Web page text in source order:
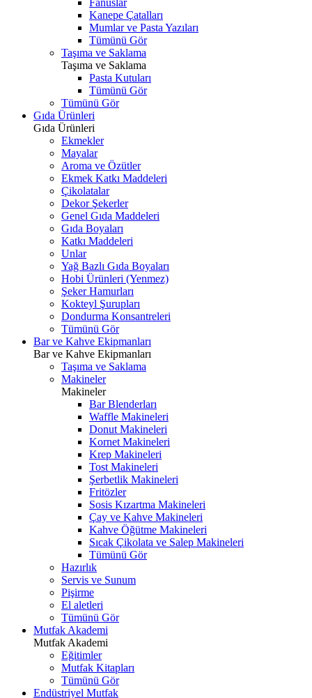
Fanuslar
Kanepe Çatalları
Mumlar ve Pasta Yazıları
Tümünü Gör
Taşıma ve Saklama
Taşıma ve Saklama
Pasta Kutuları
Tümünü Gör
Tümünü Gör
Gıda Ürünleri
Gıda Ürünleri
Ekmekler
Mayalar
Aroma ve Özütler
Ekmek Katkı Maddeleri
Çikolatalar
Dekor Şekerler
Genel Gıda Maddeleri
Gıda Boyaları
Katkı Maddeleri
Unlar
Yağ Bazlı Gıda Boyaları
Hobi Ürünleri (Yenmez)
Şeker Hamurları
Kokteyl Şurupları
Dondurma Konsantreleri
Tümünü Gör
Bar ve Kahve Ekipmanları
Bar ve Kahve Ekipmanları
Taşıma ve Saklama
Makineler
Makineler
Bar Blenderları
Waffle Makineleri
Donut Makineleri
Kornet Makineleri
Krep Makineleri
Tost Makineleri
Şerbetlik Makineleri
Fritözler
Sosis Kızartma Makineleri
Çay ve Kahve Makineleri
Kahve Öğütme Makineleri
Sıcak Çikolata ve Salep Makineleri
Tümünü Gör
Hazırlık
Servis ve Sunum
Pişirme
El aletleri
Tümünü Gör
Mutfak Akademi
Mutfak Akademi
Eğitimler
Mutfak Kitapları
Tümünü Gör
Endüstriyel Mutfak